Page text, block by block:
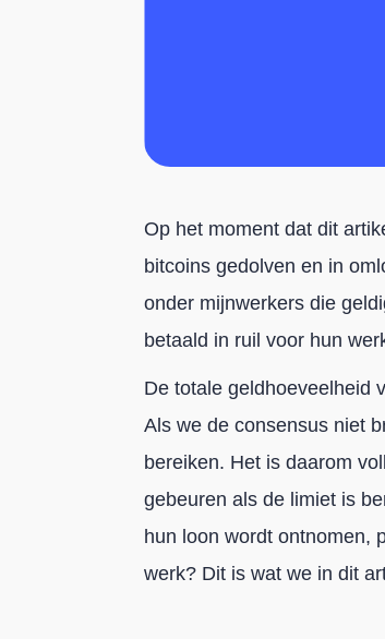
Op het moment dat dit
bitcoins gedolven en in
onder mijnwerkers die
betaald in ruil voor hun
De totale geldhoeveelheid
Als we de consensus niet
bereiken. Het is daarom
gebeuren als de limiet is
hun loon wordt ontnomen,
werk? Dit is wat we in dit